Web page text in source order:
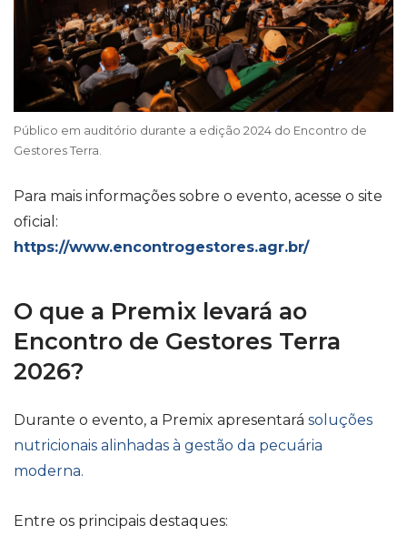
Público em auditório durante a edição 2024 do Encontro de
Gestores Terra.
Para mais informações sobre o evento, acesse o site
oficial:
https://www.encontrogestores.agr.br/
O que a Premix levará ao
Encontro de Gestores Terra
2026?
Durante o evento, a Premix apresentará soluções
nutricionais alinhadas à gestão da pecuária
moderna.
Entre os principais destaques: